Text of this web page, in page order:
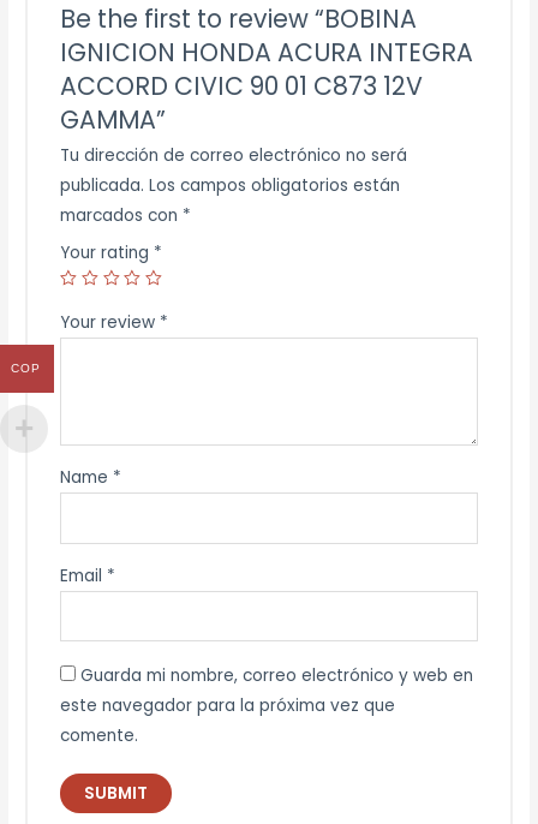
Be the first to review “BOBINA
IGNICION HONDA ACURA INTEGRA
ACCORD CIVIC 90 01 C873 12V
GAMMA”
Tu dirección de correo electrónico no será
publicada. Los campos obligatorios están
marcados con *
Your rating *
Your review *
Name *
Email *
Guarda mi nombre, correo electrónico y web en
este navegador para la próxima vez que
comente.
COP